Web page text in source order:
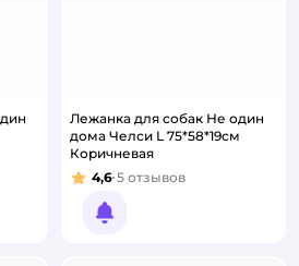
Лежанка для собак Не один
дома Челси L 75*58*19см
Коричневая
Рейтинг:
4,6 5 отзывов
Уведомить о появлении